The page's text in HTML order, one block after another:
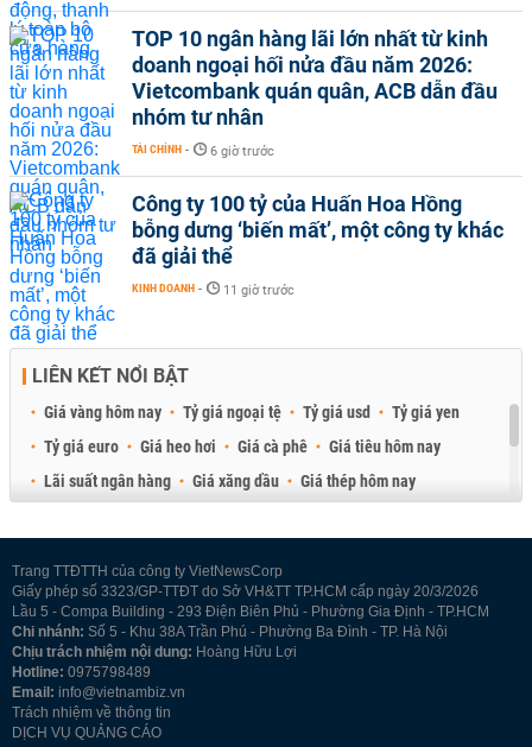
TOP 10 ngân hàng lãi lớn nhất từ kinh
doanh ngoại hối nửa đầu năm 2026:
Vietcombank quán quân, ACB dẫn đầu
nhóm tư nhân
TÀI CHÍNH - 6 giờ trước
Công ty 100 tỷ của Huấn Hoa Hồng
bỗng dưng ‘biến mất’, một công ty khác
đã giải thể
KINH DOANH - 11 giờ trước
LIÊN KẾT NỔI BẬT
Giá vàng hôm nay Tỷ giá ngoại tệ Tỷ giá usd
Tỷ giá yen
Tỷ giá euro
Giá heo hơi Giá cà phê
Giá tiêu hôm nay
Lãi suất ngân hàng
Giá xăng dầu
Giá thép hôm nay
Trang TTĐTTH của công ty VietNewsCorp
Giấy phép số 3323/GP-TTĐT do Sở VH&TT TP.HCM cấp ngày 20/3/2026
Lầu 5 - Compa Building - 293 Điện Biên Phủ - Phường Gia Định - TP.HCM
Chi nhánh: Số 5 - Khu 38A Trần Phú - Phường Ba Đình - TP. Hà Nội
Chịu trách nhiệm nội dung: Hoàng Hữu Lợi
Hotline: 0975798489
Email: info@vietnambiz.vn
Trách nhiệm về thông tin
DỊCH VỤ QUẢNG CÁO